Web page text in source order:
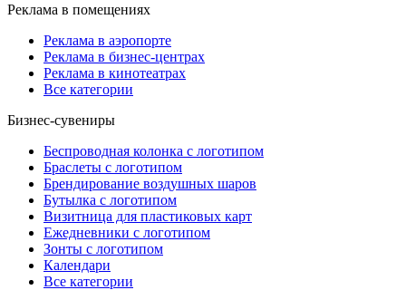
Реклама в помещениях
Реклама в аэропорте
Реклама в бизнес-центрах
Реклама в кинотеатрах
Все категории
Бизнес-сувениры
Беспроводная колонка с логотипом
Браслеты с логотипом
Брендирование воздушных шаров
Бутылка с логотипом
Визитница для пластиковых карт
Ежедневники с логотипом
Зонты с логотипом
Календари
Все категории